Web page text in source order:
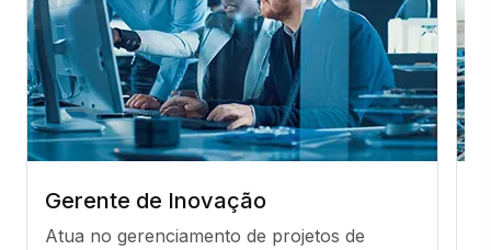
Gerente de Inovação
Atua no gerenciamento de projetos de